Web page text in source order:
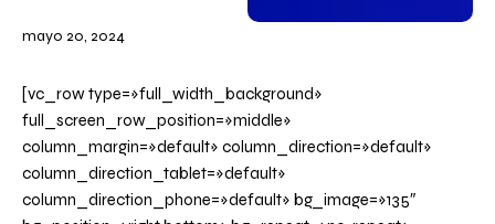
mayo 20, 2024
[vc_row type=»full_width_background»
full_screen_row_position=»middle»
column_margin=»default» column_direction=»default»
column_direction_tablet=»default»
column_direction_phone=»default» bg_image=»135″